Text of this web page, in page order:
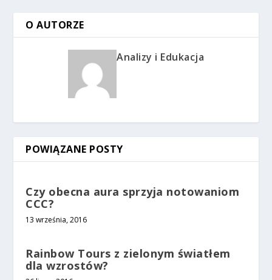
O AUTORZE
Analizy i Edukacja
POWIĄZANE POSTY
Czy obecna aura sprzyja notowaniom
CCC?
13 września, 2016
Rainbow Tours z zielonym światłem
dla wzrostów?